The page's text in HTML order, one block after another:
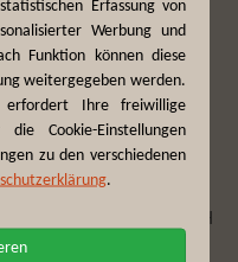
Erfassung von
Werbung und
Funktion können diese
weitergegeben werden.
erfordert Ihre freiwillige
Cookie-Einstellungen
zu den verschiedenen
.
Mönchengladbach GmbH
Reisewünsche zu